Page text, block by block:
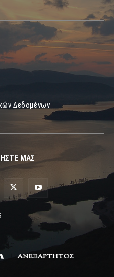
Δεδομένων
ΜΑΣ